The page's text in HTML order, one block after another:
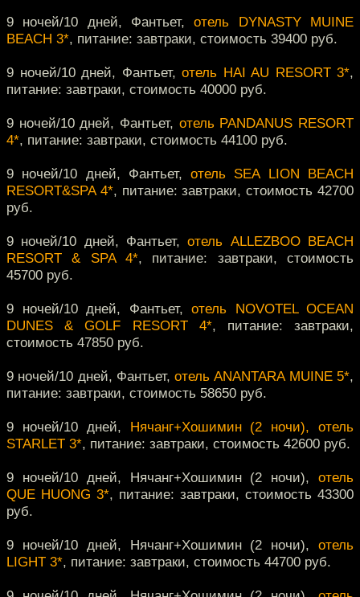
9 ночей/10 дней, Фантьет,отель DYNASTY MUINE
BEACH 3*, питание: завтраки, стоимость 39400 руб.
9 ночей/10 дней, Фантьет, отель HAI AU RESORT 3*,
питание: завтраки, стоимость 40000 руб.
9 ночей/10 дней, Фантьет, отель PANDANUS RESORT
4*, питание: завтраки, стоимость 44100 руб.
9 ночей/10 дней, Фантьет,отель SEA LION BEACH
RESORT&SPA 4*, питание: завтраки, стоимость 42700
руб.
9 ночей/10 дней, Фантьет,отель ALLEZBOO BEACH
RESORT & SPA 4*, питание: завтраки, стоимость
45700 руб.
9 ночей/10 дней, Фантьет, отель NOVOTEL OCEAN
DUNES & GOLF RESORT 4*, питание: завтраки,
стоимость 47850 руб.
9 ночей/10 дней, Фантьет,отель ANANTARA MUINE 5*,
питание: завтраки, стоимость 58650 руб.
9 ночей/10 дней, Нячанг+Хошимин (2 ночи), отель
STARLET 3*, питание: завтраки, стоимость 42600 руб.
9 ночей/10 дней, Нячанг+Хошимин (2 ночи), отель
QUE HUONG 3*, питание: завтраки, стоимость 43300
руб.
9 ночей/10 дней, Нячанг+Хошимин (2 ночи), отель
LIGHT 3*, питание: завтраки, стоимость 44700 руб.